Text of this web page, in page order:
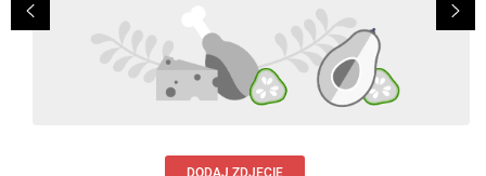
DODAJ ZDJĘCIE